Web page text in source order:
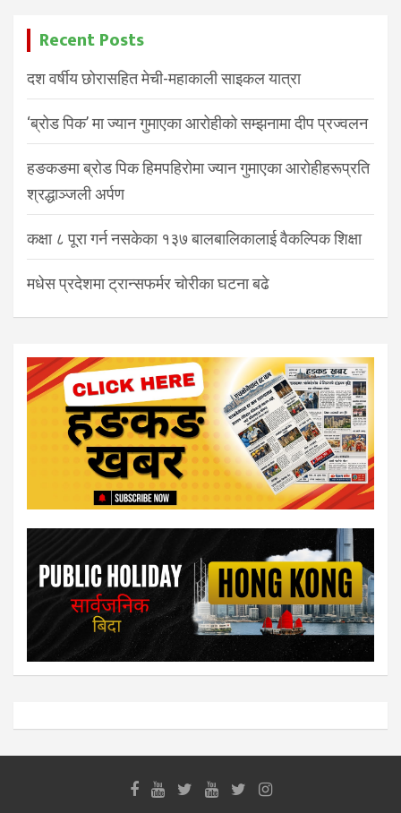
Recent Posts
दश वर्षीय छोरासहित मेची-महाकाली साइकल यात्रा
‘ब्रोड पिक’ मा ज्यान गुमाएका आरोहीको सम्झनामा दीप प्रज्वलन
हङकङमा ब्रोड पिक हिमपहिरोमा ज्यान गुमाएका आरोहीहरूप्रति
श्रद्धाञ्जली अर्पण
कक्षा ८ पूरा गर्न नसकेका १३७ बालबालिकालाई वैकल्पिक शिक्षा
मधेस प्रदेशमा ट्रान्सफर्मर चोरीका घटना बढे